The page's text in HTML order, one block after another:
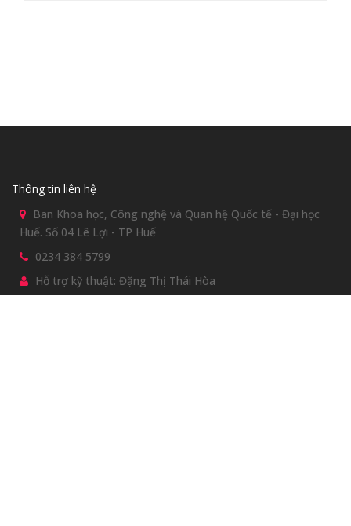
Thông tin liên hệ
Ban Khoa học, Công nghệ và Quan hệ Quốc tế - Đại học
Huế. Số 04 Lê Lợi - TP Huế
0234 384 5799
Hỗ trợ kỹ thuật: Đặng Thị Thái Hòa